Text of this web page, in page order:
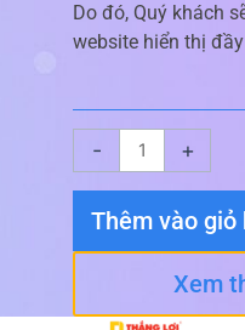
Do đó, Quý khách
website hiển thị
-
diện
Nón
Bảo
số
+
Thêm vào giỏ
Xem